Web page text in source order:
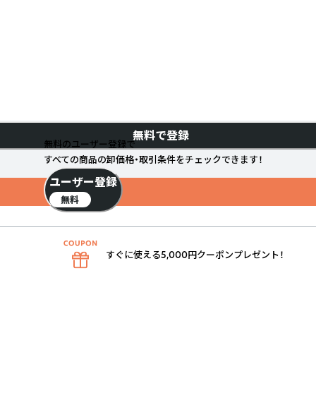
無料で登録
無料のユーザー登録で
すべての商品の卸価格・取引条件をチェックできます！
ユーザー登録
無料
すぐに使える5,000円クーポンプレゼント！